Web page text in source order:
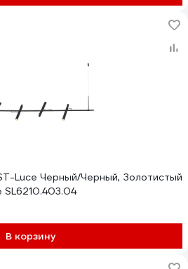
Luce Черный/Черный, Золотистый
SL6210.403.04
В корзину